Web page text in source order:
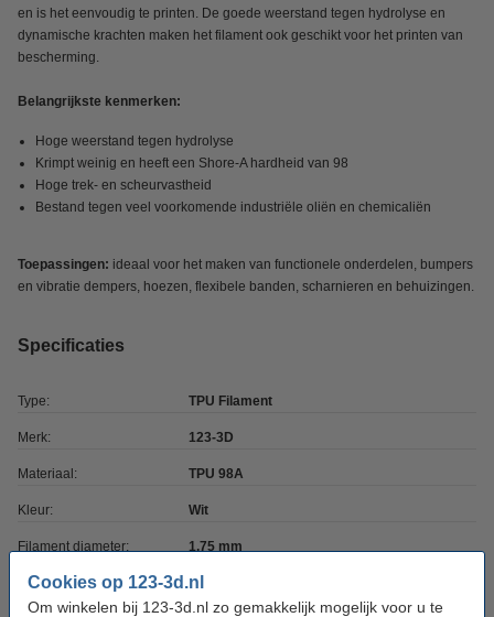
Cookies op 123-3d.nl
Om winkelen bij 123-3d.nl zo gemakkelijk mogelijk voor u te
en is het eenvoudig te printen. De goede weerstand tegen hydrolyse en
dynamische krachten maken het filament ook geschikt voor het printen van
bescherming.
Belangrijkste kenmerken:
Hoge weerstand tegen hydrolyse
Krimpt weinig en heeft een Shore-A hardheid van 98
Hoge trek- en scheurvastheid
Bestand tegen veel voorkomende industriële oliën en chemicaliën
Toepassingen: ideaal voor het maken van functionele onderdelen, bumpers
en vibratie dempers, hoezen, flexibele banden, scharnieren en behuizingen.
Specificaties
Type: TPU Filament
Merk: 123-3D
Materiaal: TPU 98A
Kleur: Wit
Filament diameter: 1,75 mm
Hoeveelheid: 0,5 kg